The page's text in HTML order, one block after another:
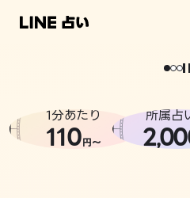
相談事例
どうせなら
。
1分あたり
110円〜
所属占
2,